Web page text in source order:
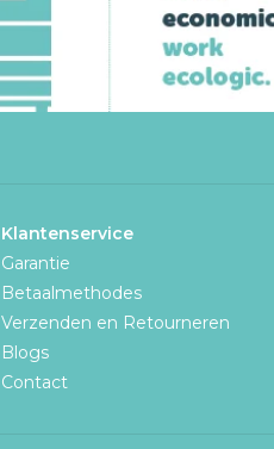
Klantenservice
Garantie
Betaalmethodes
Verzenden en Retourneren
Blogs
Contact